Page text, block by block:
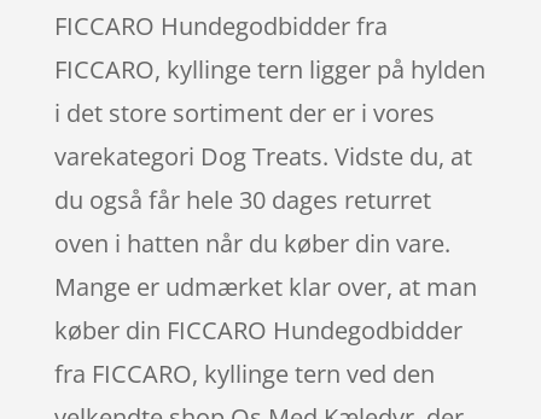
FICCARO Hundegodbidder fra
FICCARO, kyllinge tern ligger på hylden
i det store sortiment der er i vores
varekategori Dog Treats. Vidste du, at
du også får hele 30 dages returret
oven i hatten når du køber din vare.
Mange er udmærket klar over, at man
køber din FICCARO Hundegodbidder
fra FICCARO, kyllinge tern ved den